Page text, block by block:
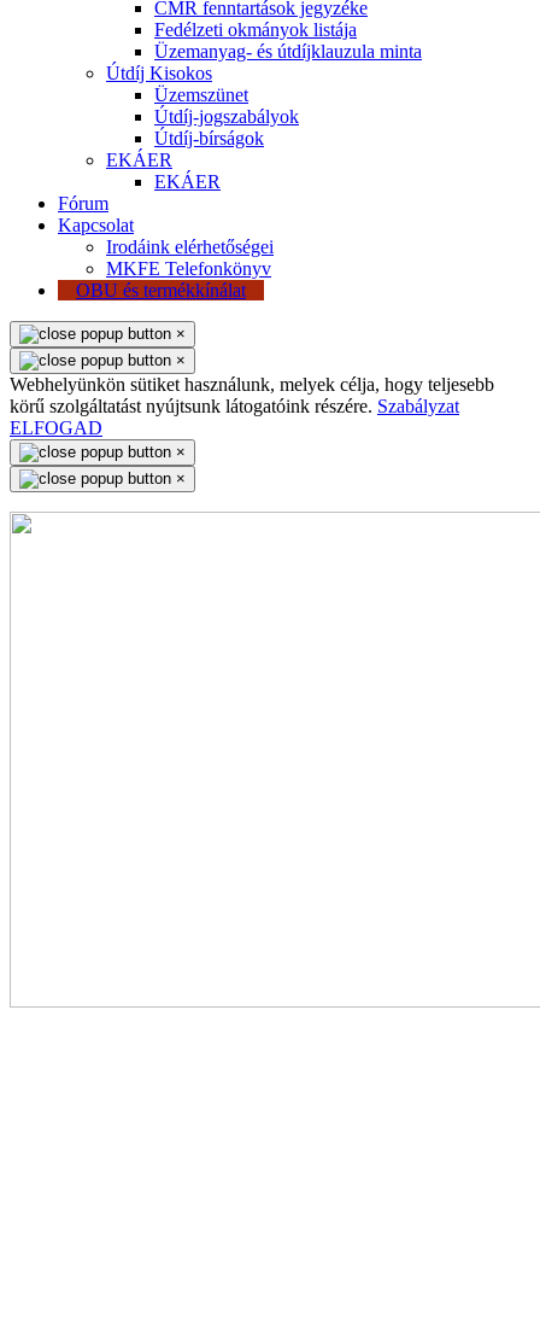
CMR fenntartások jegyzéke
Fedélzeti okmányok listája
Üzemanyag- és útdíjklauzula minta
Útdíj Kisokos
Üzemszünet
Útdíj-jogszabályok
Útdíj-bírságok
EKÁER
EKÁER
Fórum
Kapcsolat
Irodáink elérhetőségei
MKFE Telefonkönyv
OBU és termékkínálat
×
×
Webhelyünkön sütiket használunk, melyek célja, hogy teljesebb
körű szolgáltatást nyújtsunk látogatóink részére. Szabályzat
ELFOGAD
×
×